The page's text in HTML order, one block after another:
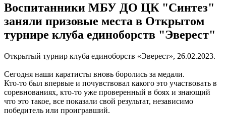
Воспитанники МБУ ДО ЦК "Синтез"
заняли призовые места в Открытом
турнире клуба единоборств "Эверест"
Открытый турнир клуба единоборств «Эверест», 26.02.2023.
Сегодня наши каратисты вновь боролись за медали.
Кто-то был впервые и почувствовал какого это участвовать в
соревнованиях, кто-то уже проверенный в боях и знающий
что это такое, все показали свой результат, независимо
победитель или проигравший.